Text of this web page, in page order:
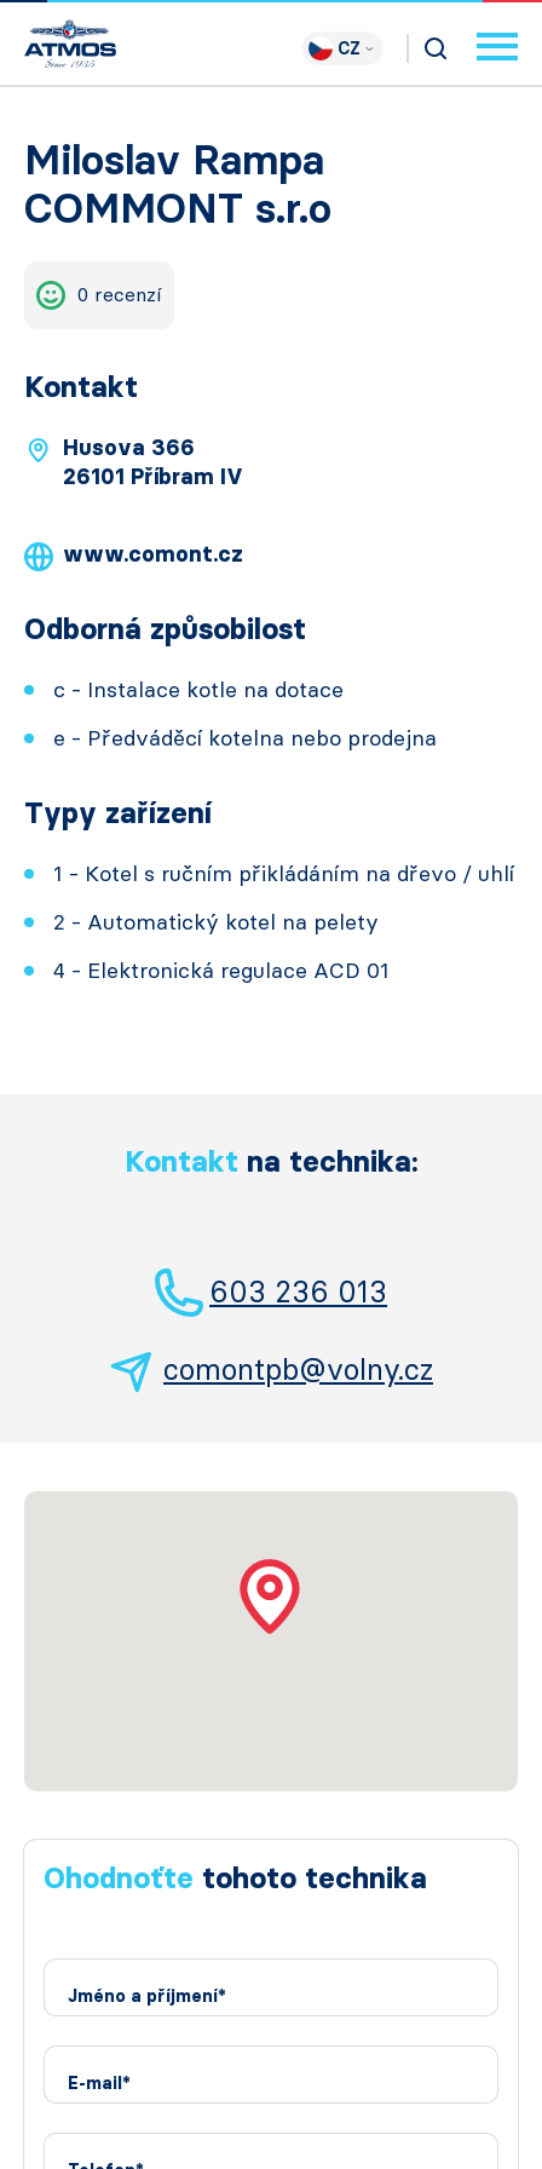
CZ
Miloslav Rampa
COMMONT s.r.o
0 recenzí
Kontakt
Husova 366
26101 Příbram IV
www.comont.cz
Odborná způsobilost
c - Instalace kotle na dotace
e - Předváděcí kotelna nebo prodejna
Typy zařízení
1 - Kotel s ručním přikládáním na dřevo / uhlí
2 - Automatický kotel na pelety
4 - Elektronická regulace ACD 01
Kontakt na technika:
603 236 013
comontpb@volny.cz
Ohodnoťte tohoto technika
Jméno a příjmení*
E-mail*